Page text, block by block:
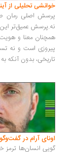
خوانشی تحلیلی از
پرسش اصلی رمان
نه.پرسش عمیق‌تر
همچنان معنا و هویت
پیروزی است و نه
تاریخی، بدون آنکه به
اونای آرام در
گویی انسان‌ها ترمزِ